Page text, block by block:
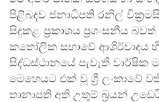
පිළිබඳව ජනාධිපති රනිල්
සිදුකළ ප්‍රකාශය ප්‍රශංසනීය
කතෝලික සභාවේ ආශිර්වාදය
සිද්ධස්ථානයේ පැවැති වාර්ෂික
මෙහෙයට එක් වූ ශ්‍රී ලංකාවේ
තානාපති අති උතුම් බ්‍රයන්